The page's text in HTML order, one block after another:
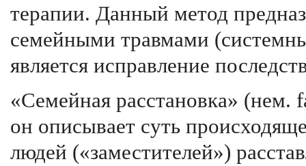
терапии. Данный метод
семейными травмами
является исправление
«Семейная расстановка»
он описывает суть
людей («заместителей»)